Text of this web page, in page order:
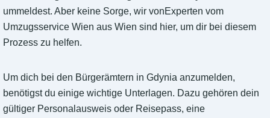
ummeldest. Aber keine Sorge, wir vonExperten vom
Umzugsservice Wien aus Wien sind hier, um dir bei diesem
Prozess zu helfen.
Um dich bei den Bürgerämtern in Gdynia anzumelden,
benötigst du einige wichtige Unterlagen. Dazu gehören dein
gültiger Personalausweis oder Reisepass, eine